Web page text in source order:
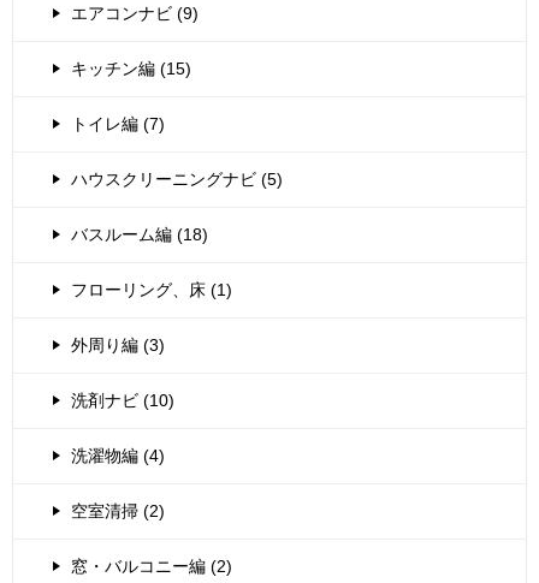
エアコンナビ (9)
キッチン編 (15)
トイレ編 (7)
ハウスクリーニングナビ (5)
バスルーム編 (18)
フローリング、床 (1)
外周り編 (3)
洗剤ナビ (10)
洗濯物編 (4)
空室清掃 (2)
窓・バルコニー編 (2)